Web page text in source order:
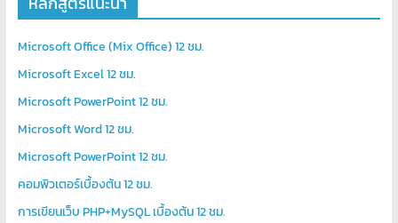
Microsoft Office (Mix Office) 12 ชม.
Microsoft Excel 12 ชม.
Microsoft PowerPoint 12 ชม.
Microsoft Word 12 ชม.
Microsoft PowerPoint 12 ชม.
คอมพิวเตอร์เบื้องต้น 12 ชม.
การเขียนเว็บ PHP+MySQL เบื้องต้น 12 ชม.